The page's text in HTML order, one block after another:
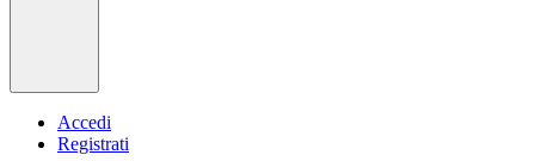
Accedi
Registrati